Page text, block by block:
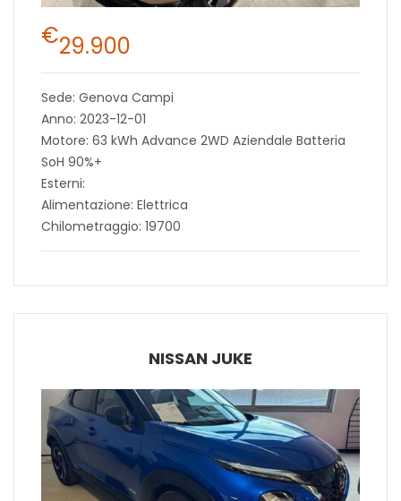
€29.900
Sede: Genova Campi
Anno: 2023-12-01
Motore: 63 kWh Advance 2WD Aziendale Batteria
SoH 90%+
Esterni:
Alimentazione: Elettrica
Chilometraggio: 19700
NISSAN JUKE